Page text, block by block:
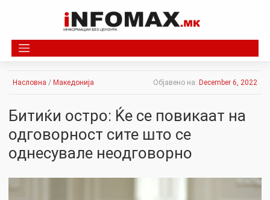
Насловна / Македонија Објавено на: December 6, 2022
Битиќи остро: Ќе се повикаат на
одговорност сите што се
однесувале неодговорно